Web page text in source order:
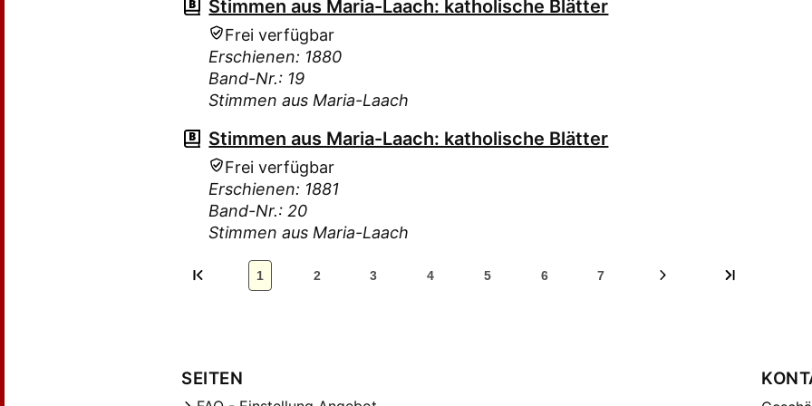
Stimmen aus Maria-Laach: katholische Blätter
Frei verfügbar
Erschienen: 1880
Band-Nr.: 19
Stimmen aus Maria-Laach
Stimmen aus Maria-Laach: katholische Blätter
Frei verfügbar
Erschienen: 1881
Band-Nr.: 20
Stimmen aus Maria-Laach
1 2 3 4 5 6 7
SEITEN